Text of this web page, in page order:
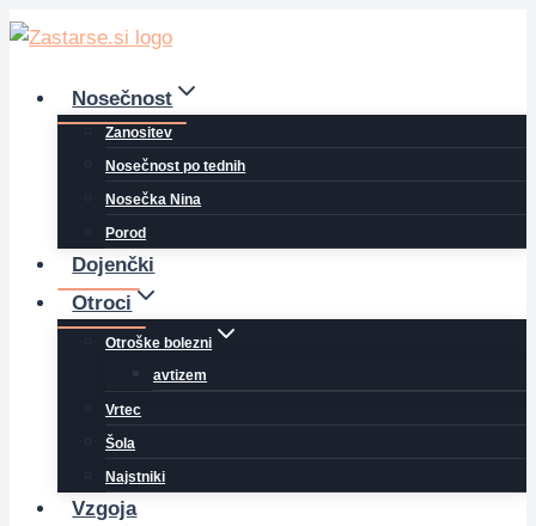
Skip
contentNosečnost
Zanositev
Nosečnost po tednih
Nosečka Nina
Porod
Dojenčki
Otroci
Otroške bolezni
avtizem
Vrtec
Šola
Najstniki
Vzgoja